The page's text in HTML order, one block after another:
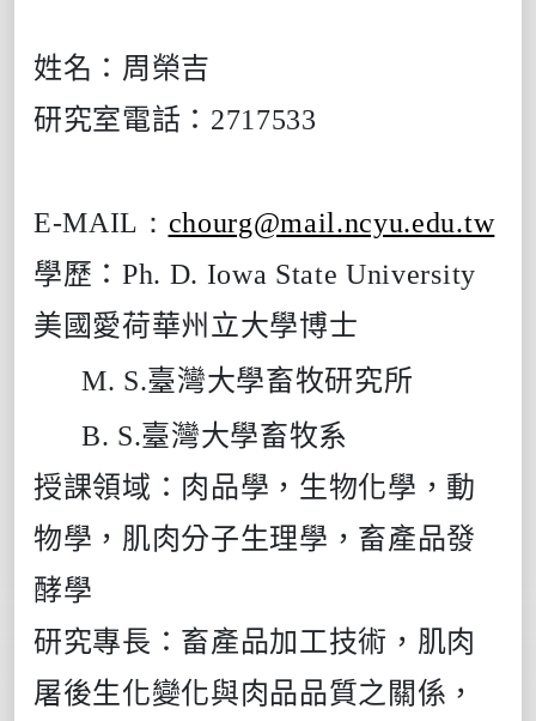
姓名：周榮吉
研究室電話： 2717533
E-MAIL： chourg@mail.ncyu.edu.tw
學歷：Ph. D. Iowa State University
美國愛荷華州立大學博士
M. S.臺灣大學畜牧研究所
B. S.臺灣大學畜牧系
授課領域： 肉品學，生物化學，動
物學，肌肉分子生理學，畜產品發
酵學
研究專長： 畜產品加工技術，肌肉
屠後生化變化與肉品品質之關係，